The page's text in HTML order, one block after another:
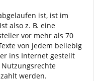
ist, ist im
also z. B. eine
vor mehr als 70
von jedem beliebig
ins Internet gestellt
werden.